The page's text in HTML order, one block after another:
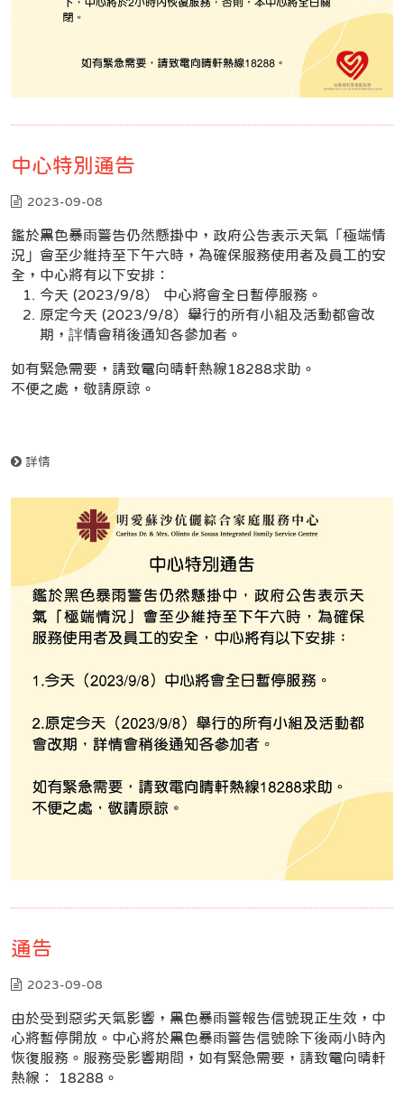
中心特別通告
2023-09-08
鑑於黑色暴雨警告仍然懸掛中，政府公告表示天氣「極端情
況」會至少維持至下午六時，為確保服務使用者及員工的安
全，中心將有以下安排：
今天 (2023/9/8） 中心將會全日暫停服務。
原定今天 (2023/9/8）舉行的所有小組及活動都會改
期，詊情會稍後通知各參加者。
如有緊急需要，請致電向晴軒熱線18288求助。
不便之處，敬請原諒。
詳情
通告
2023-09-08
由於受到惡劣天氣影響，黑色暴雨警報告信號現正生效，中
心將暫停開放。中心將於黑色暴雨警告信號除下後兩小時內
恢復服務。服務受影響期間，如有緊急需要，請致電向晴軒
熱線： 18288。